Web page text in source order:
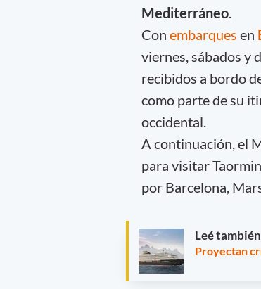
Mediterráneo.
Con embarques en
viernes, sábados y
recibidos a bordo
como parte de su
occidental.
A continuación, el
para visitar
por Barcelona,
Leé también
Proyectan